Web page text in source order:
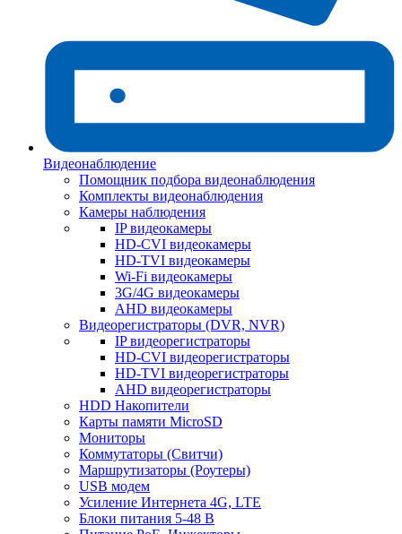
Видеонаблюдение
Помощник подбора видеонаблюдения
Комплекты видеонаблюдения
Камеры наблюдения
IP видеокамеры
HD-CVI видеокамеры
HD-TVI видеокамеры
Wi-Fi видеокамеры
3G/4G видеокамеры
AHD видеокамеры
Видеорегистраторы (DVR, NVR)
IP видеорегистраторы
HD-CVI видеорегистраторы
HD-TVI видеорегистраторы
AHD видеорегистраторы
HDD Накопители
Карты памяти MicroSD
Мониторы
Коммутаторы (Свитчи)
Маршрутизаторы (Роутеры)
USB модем
Усиление Интернета 4G, LTE
Блоки питания 5-48 В